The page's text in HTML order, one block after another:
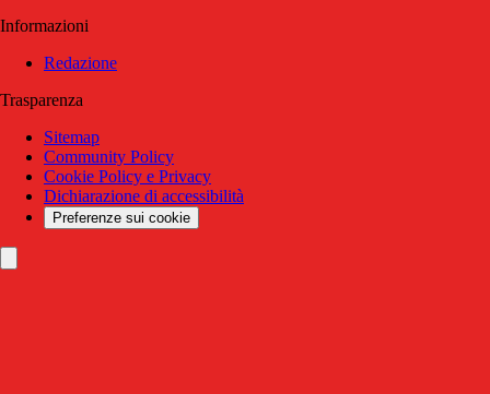
Informazioni
Redazione
Trasparenza
Sitemap
Community Policy
Cookie Policy e Privacy
Dichiarazione di accessibilità
Preferenze sui cookie